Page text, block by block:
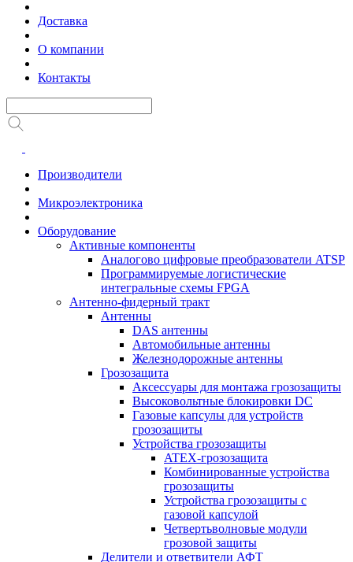
Доставка
О компании
Контакты
Производители
Микроэлектроника
Оборудование
Активные компоненты
Аналогово цифровые преобразователи ATSP
Программируемые логистические
интегральные схемы FPGA
Антенно-фидерный тракт
Антенны
DAS антенны
Автомобильные антенны
Железнодорожные антенны
Грозозащита
Аксессуары для монтажа грозозащиты
Высоковольтные блокировки DC
Газовые капсулы для устройств
грозозащиты
Устройства грозозащиты
ATEX-грозозащита
Комбинированные устройства
грозозащиты
Устройства грозозащиты с
газовой капсулой
Четвертьволновые модули
грозовой защиты
Делители и ответвители АФТ